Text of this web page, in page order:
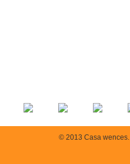
© 2013 Casa wences.